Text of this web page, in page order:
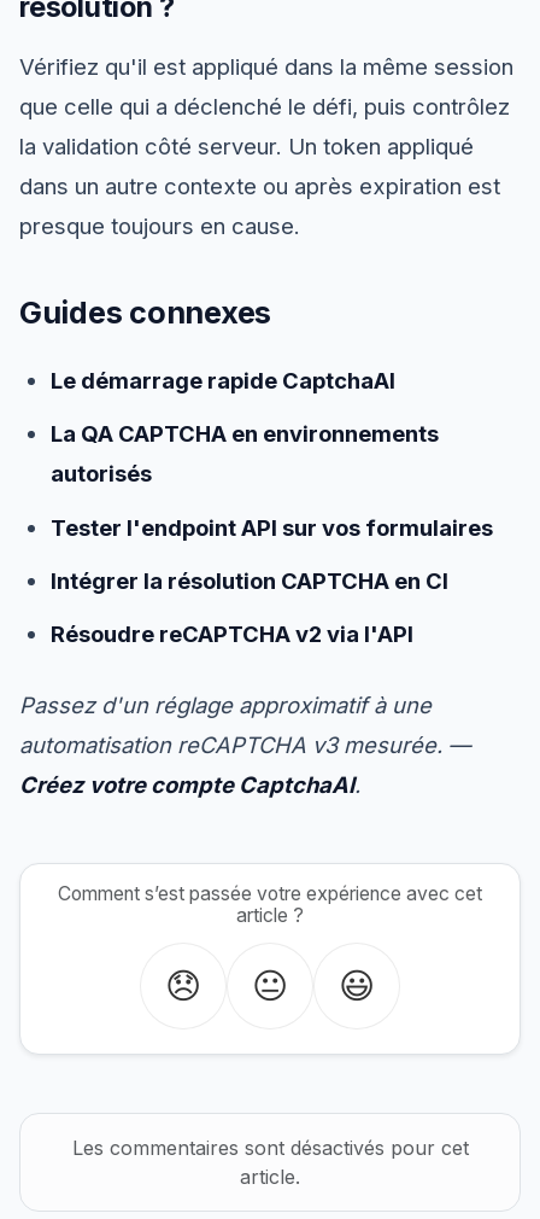
Vérifiez qu'il est appliqué dans la même session
que celle qui a déclenché le défi, puis contrôlez
la validation côté serveur. Un token appliqué
dans un autre contexte ou après expiration est
presque toujours en cause.
Guides connexes
Le démarrage rapide CaptchaAI
La QA CAPTCHA en environnements
autorisés
Tester l'endpoint API sur vos formulaires
Intégrer la résolution CAPTCHA en CI
Résoudre reCAPTCHA v2 via l'API
Passez d'un réglage approximatif à une
automatisation reCAPTCHA v3 mesurée. —
Créez votre compte CaptchaAI.
Comment s’est passée votre expérience avec cet
article ?
😞 😐 😃
Les commentaires sont désactivés pour cet
article.